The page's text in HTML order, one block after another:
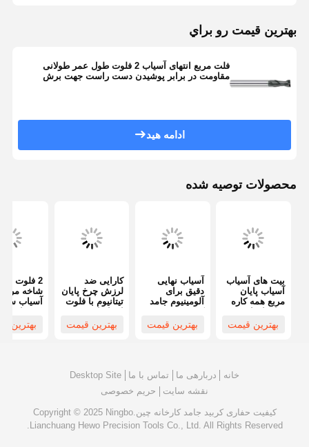
بهترين قيمت رو براي
فلت مربع انتهای آسیاب 2 فلوت طول عمر طولانی
مقاومت در برابر پوشیدن دست راست جهت برش
ادامه هید
محصولات توصیه شده
بیت های آسیاب
آسیاب پایان
مربع همه کاره
بهره وری
بهترین قیمت
آسیاب نهایی
دقیق برای
آلومینیوم جامد
آسیاب نهایی
عملکرد بالا
بهترین قیمت
کارایی ضد
لرزش چرخ پایان
تیتانیوم با فلوت
بهترین قیمت
2 فلوت
شاخه مربع
آسیاب
درجه
بهترین
خانه دربارهی ما تماس با ما
Desktop Site
نقشه سایت
حریم خصوصی
کیفیت حفاری کربید جامد
کارخانه چین.Copyright © 2025 Ningbo
Lianchuang Hewo Precision Tools Co., Ltd. All Rights Reserved.